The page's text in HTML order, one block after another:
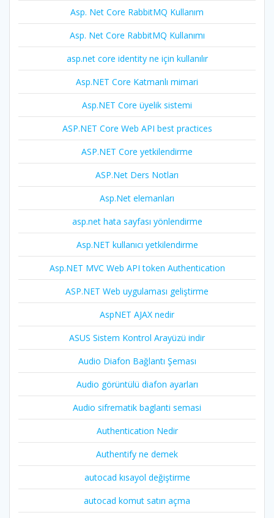
Asp. Net Core RabbitMQ Kullanım
Asp. Net Core RabbitMQ Kullanımı
asp.net core identity ne için kullanılır
Asp.NET Core Katmanlı mimari
Asp.NET Core üyelik sistemi
ASP.NET Core Web API best practices
ASP.NET Core yetkilendirme
ASP.Net Ders Notları
Asp.Net elemanları
asp.net hata sayfası yönlendirme
Asp.NET kullanıcı yetkilendirme
Asp.NET MVC Web API token Authentication
ASP.NET Web uygulaması geliştirme
AspNET AJAX nedir
ASUS Sistem Kontrol Arayüzü indir
Audio Diafon Bağlantı Şeması
Audio görüntülü diafon ayarları
Audio sifrematik baglanti semasi
Authentication Nedir
Authentify ne demek
autocad kısayol değiştirme
autocad komut satırı açma